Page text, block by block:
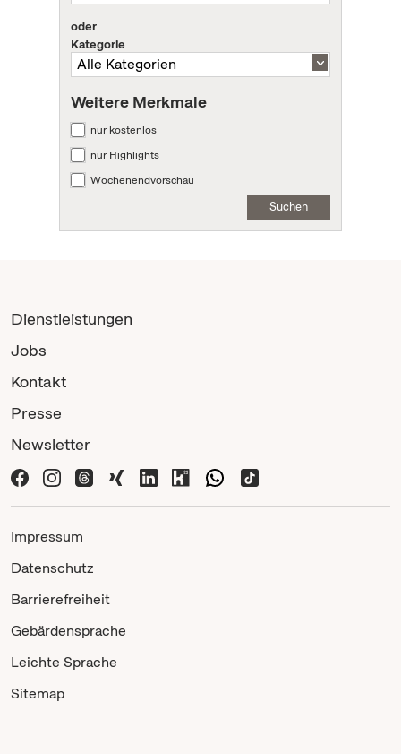
oder
Kategorie
Weitere Merkmale
nur kostenlos
nur Highlights
Wochenendvorschau
Suchen
Dienstleistungen
Jobs
Kontakt
Presse
Newsletter
Impressum
Datenschutz
Barrierefreiheit
Gebärdensprache
Leichte Sprache
Sitemap